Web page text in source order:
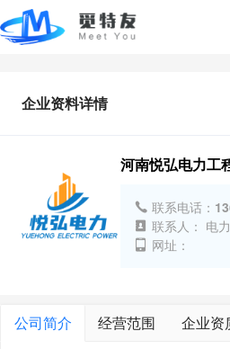
企业资料详情
河南悦弘电力工
联系电话：
联系人： 电
网址：
公司简介 经营范围 企业资